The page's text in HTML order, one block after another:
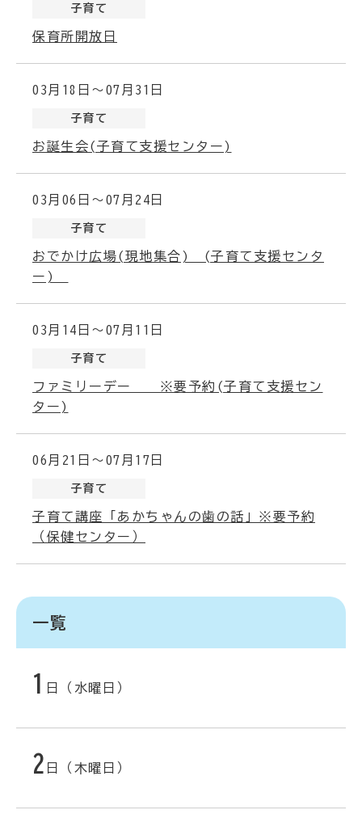
子育て
保育所開放日
03月18日～07月31日
子育て
お誕生会(子育て支援センター)
03月06日～07月24日
子育て
おでかけ広場(現地集合) (子育て支援センタ
ー)
03月14日～07月11日
子育て
ファミリーデー ※要予約(子育て支援セン
ター)
06月21日～07月17日
子育て
子育て講座「あかちゃんの歯の話」※要予約
（保健センター）
一覧
1 日（水曜日）
2 日（木曜日）